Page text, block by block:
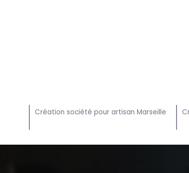
Création société pour artisan Marseille